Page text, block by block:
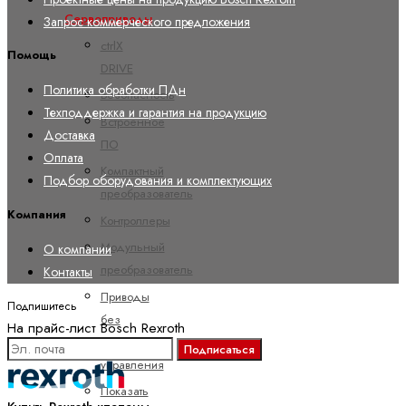
Сервоприводы
ctrlX
DRIVE
Безопасность
Встроенное
ПО
Компактный
преобразователь
Контроллеры
Модульный
преобразователь
Приводы
без
шкафов
управления
Показать
Запрос коммерческого предложения
Помощь
Политика обработки ПДн
Техподдержка и гарантия на продукцию
Доставка
Оплата
Подбор оборудования и комплектующих
Компания
О компании
Контакты
Подпишитесь
На прайс-лист Bosch Rexroth
Подписаться